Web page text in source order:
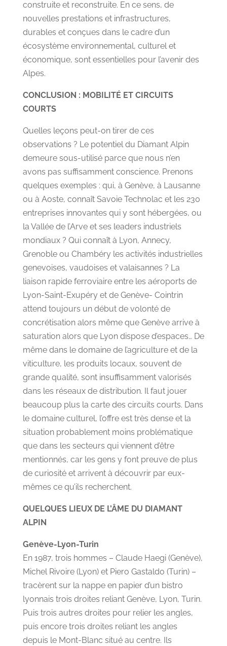
construite et reconstruite. En ce sens, de
nouvelles prestations et infrastructures,
durables et conçues dans le cadre d’un
écosystème environnemental, culturel et
économique, sont essentielles pour l’avenir des
Alpes.
CONCLUSION : MOBILITÉ ET CIRCUITS
COURTS
Quelles leçons peut-on tirer de ces
observations ? Le potentiel du Diamant Alpin
demeure sous-utilisé parce que nous n’en
avons pas suffisamment conscience. Prenons
quelques exemples : qui, à Genève, à Lausanne
ou à Aoste, connaît Savoie Technolac et les 230
entreprises innovantes qui y sont hébergées, ou
la Vallée de l’Arve et ses leaders industriels
mondiaux ? Qui connaît à Lyon, Annecy,
Grenoble ou Chambéry les activités industrielles
genevoises, vaudoises et valaisannes ? La
liaison rapide ferroviaire entre les aéroports de
Lyon-Saint-Exupéry et de Genève- Cointrin
attend toujours un début de volonté de
concrétisation alors même que Genève arrive à
saturation alors que Lyon dispose d’espaces… De
même dans le domaine de l’agriculture et de la
viticulture, les produits locaux, souvent de
grande qualité, sont insuffisamment valorisés
dans les réseaux de distribution. Il faut jouer
beaucoup plus la carte des circuits courts. Dans
le domaine culturel, l’offre est très dense et la
situation probablement moins problématique
que dans les secteurs qui viennent d’être
mentionnés, car les gens y font preuve de plus
de curiosité et arrivent à découvrir par eux-
mêmes ce qu’ils recherchent.
QUELQUES LIEUX DE L’ÂME DU DIAMANT
ALPIN
Genève-Lyon-Turin
En 1987, trois hommes – Claude Haegi (Genève),
Michel Rivoire (Lyon) et Piero Gastaldo (Turin) –
tracèrent sur la nappe en papier d’un bistro
lyonnais trois droites reliant Genève, Lyon, Turin.
Puis trois autres droites pour relier les angles,
puis encore trois droites reliant les angles
depuis le Mont-Blanc situé au centre. Ils